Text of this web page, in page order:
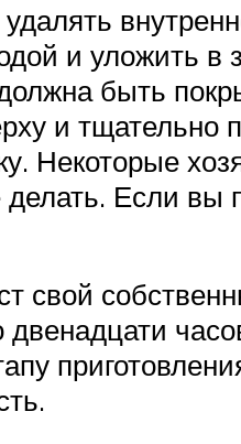
и уложить в
быть
и тщательно
Некоторые
делать. Если вы
свой